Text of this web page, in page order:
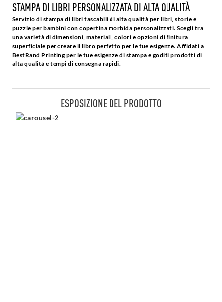
STAMPA DI LIBRI PERSONALIZZATA DI ALTA QUALITÀ
Servizio di stampa di libri tascabili di alta qualità per libri, storie e
puzzle per bambini con copertina morbida personalizzati. Scegli tra
una varietà di dimensioni, materiali, colori e opzioni di finitura
superficiale per creare il libro perfetto per le tue esigenze. Affidati a
BestRand Printing per le tue esigenze di stampa e goditi prodotti di
alta qualità e tempi di consegna rapidi.
ESPOSIZIONE DEL PRODOTTO